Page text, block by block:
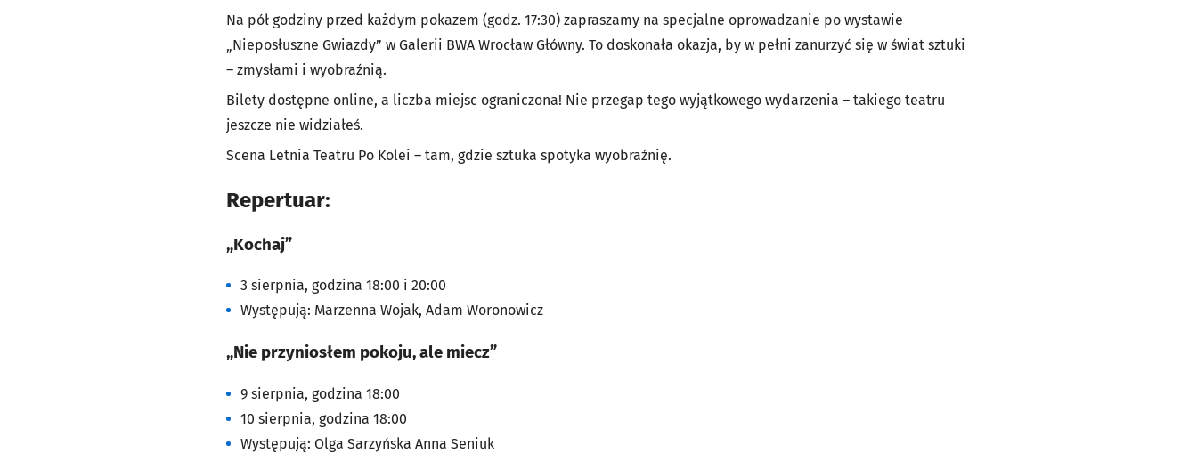
Na pół godziny przed każdym pokazem (godz. 17:30) zapraszamy na specjalne oprowadzanie po wystawie
„Nieposłuszne Gwiazdy” w Galerii BWA Wrocław Główny. To doskonała okazja, by w pełni zanurzyć się w świat sztuki
– zmysłami i wyobraźnią.
Bilety dostępne online, a liczba miejsc ograniczona! Nie przegap tego wyjątkowego wydarzenia – takiego teatru
jeszcze nie widziałeś.
Scena Letnia Teatru Po Kolei – tam, gdzie sztuka spotyka wyobraźnię.
Repertuar:
„Kochaj”
3 sierpnia, godzina 18:00 i 20:00
Występują: Marzenna Wojak, Adam Woronowicz
„Nie przyniosłem pokoju, ale miecz”
9 sierpnia, godzina 18:00
10 sierpnia, godzina 18:00
Występują: Olga Sarzyńska Anna Seniuk